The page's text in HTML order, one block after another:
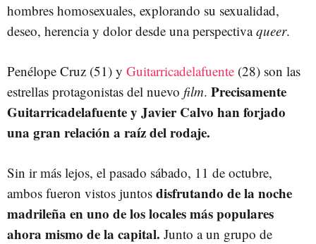
hombres homosexuales, explorando su sexualidad,
deseo, herencia y dolor desde una perspectivaqueer.
Penélope Cruz (51) y Guitarricadelafuente (28) son las
estrellas protagonistas del nuevo film. Precisamente
Guitarricadelafuente y Javier Calvo han forjado
una gran relación a raíz del rodaje.
Sin ir más lejos, el pasado sábado, 11 de octubre,
ambos fueron vistos juntos disfrutando de la noche
madrileña en uno de los locales más populares
ahora mismo de la capital. Junto a un grupo de